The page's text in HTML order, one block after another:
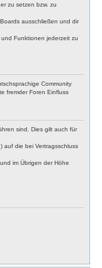
zu setzen bzw. zu
ausschließen und dir
Funktionen jederzeit zu
Community
fremder Foren Einfluss
sind. Dies gilt auch für
auf die bei Vertragsschluss
im Übrigen der Höhe